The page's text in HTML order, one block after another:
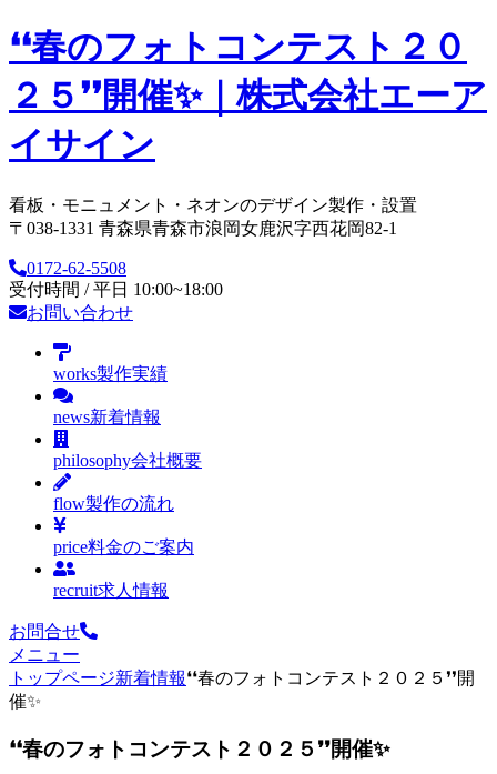
❛❛春のフォトコンテスト２０
２５❜❜開催✨｜株式会社エーア
イサイン
看板・モニュメント・ネオンのデザイン製作・設置
〒038-1331 青森県青森市浪岡女鹿沢字西花岡82-1
0172-62-5508
受付時間 / 平日 10:00~18:00
お問い合わせ
works製作実績
news新着情報
philosophy会社概要
flow製作の流れ
price料金のご案内
recruit求人情報
お問合せ
メニュー
トップページ新着情報❛❛春のフォトコンテスト２０２５❜❜開
催✨
❛❛春のフォトコンテスト２０２５❜❜開催✨